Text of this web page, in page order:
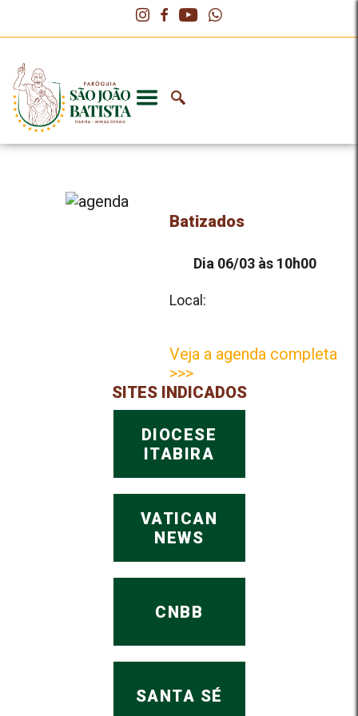
Batizados
Dia 06/03 às 10h00
Local:
Veja a agenda completa
>>>
SITES INDICADOS
DIOCESE
ITABIRA
VATICAN
NEWS
CNBB
SANTA SÉ